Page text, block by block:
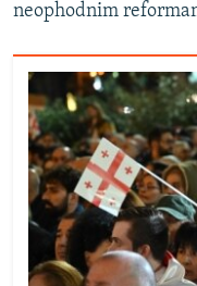
neophodnim